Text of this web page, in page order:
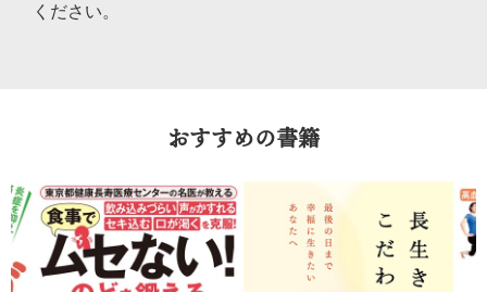
ください。
おすすめの書籍